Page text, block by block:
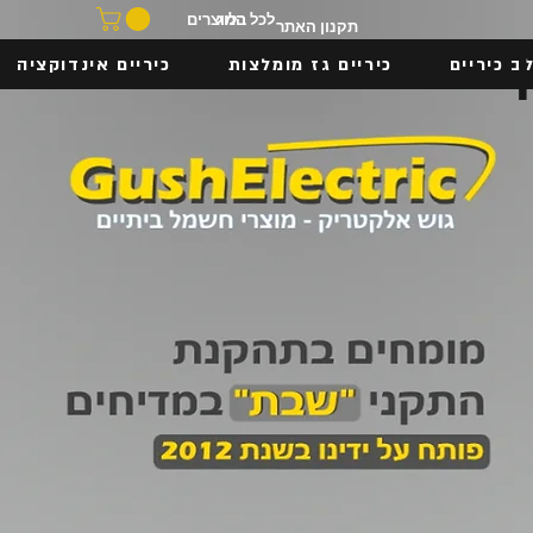
בלוג
לכל המוצרים
כיריים כיריים גז מומלצות כיריים אינדוקציה
תקנון האתר